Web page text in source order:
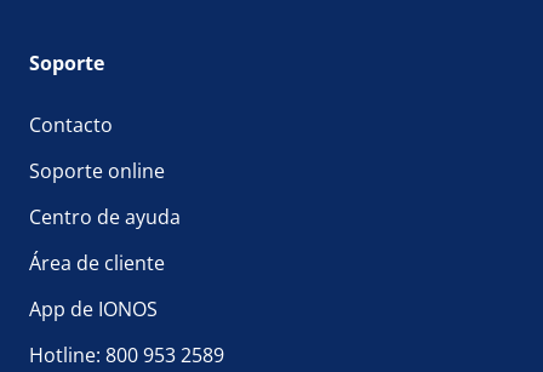
Soporte
Contacto
Soporte online
Centro de ayuda
Área de cliente
App de IONOS
Hotline: 800 953 2589